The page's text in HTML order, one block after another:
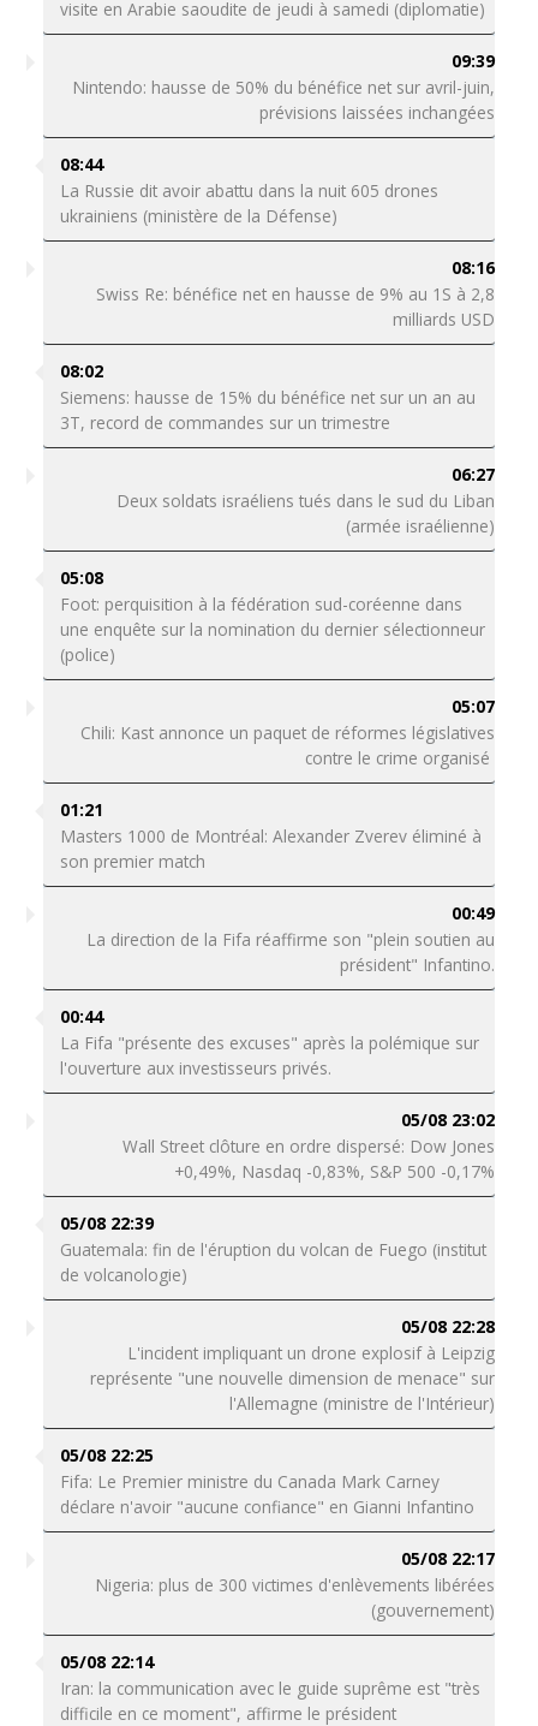
visite en Arabie saoudite de jeudi à samedi (diplomatie)
09:39
Nintendo: hausse de 50% du bénéfice net sur avril-juin,
prévisions laissées inchangées
08:44
La Russie dit avoir abattu dans la nuit 605 drones
ukrainiens (ministère de la Défense)
08:16
Swiss Re: bénéfice net en hausse de 9% au 1S à 2,8
milliards USD
08:02
Siemens: hausse de 15% du bénéfice net sur un an au
3T, record de commandes sur un trimestre
06:27
Deux soldats israéliens tués dans le sud du Liban
(armée israélienne)
05:08
Foot: perquisition à la fédération sud-coréenne dans
une enquête sur la nomination du dernier sélectionneur
(police)
05:07
Chili: Kast annonce un paquet de réformes législatives
contre le crime organisé
01:21
Masters 1000 de Montréal: Alexander Zverev éliminé à
son premier match
00:49
La direction de la Fifa réaffirme son "plein soutien au
président" Infantino.
00:44
La Fifa "présente des excuses" après la polémique sur
l'ouverture aux investisseurs privés.
05/08 23:02
Wall Street clôture en ordre dispersé: Dow Jones
+0,49%, Nasdaq -0,83%, S&P 500 -0,17%
05/08 22:39
Guatemala: fin de l'éruption du volcan de Fuego (institut
de volcanologie)
05/08 22:28
L'incident impliquant un drone explosif à Leipzig
représente "une nouvelle dimension de menace" sur
l'Allemagne (ministre de l'Intérieur)
05/08 22:25
Fifa: Le Premier ministre du Canada Mark Carney
déclare n'avoir "aucune confiance" en Gianni Infantino
05/08 22:17
Nigeria: plus de 300 victimes d'enlèvements libérées
(gouvernement)
05/08 22:14
Iran: la communication avec le guide suprême est "très
difficile en ce moment", affirme le président